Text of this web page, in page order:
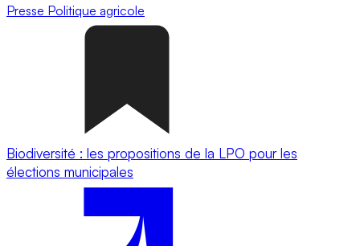
Presse Politique agricole
Biodiversité : les propositions de la LPO pour les
élections municipales